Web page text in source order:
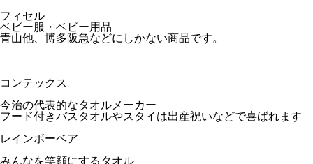
フィセル
ベビー服・ベビー用品
青山他、博多阪急などにしかない商品です。
コンテックス
今治の代表的なタオルメーカー
フード付きバスタオルやスタイは出産祝いなどで喜ばれます
レインボーベア
みんなを笑顔にするタオル